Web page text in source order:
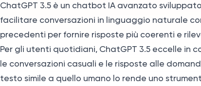
ChatGPT 3.5 è un chatbot IA avanzato
facilitare conversazioni in linguaggio naturale
precedenti per fornire risposte più coerenti e
Per gli utenti quotidiani, ChatGPT 3.5 eccelle in
le conversazioni casuali e le risposte alle
testo simile a quello umano lo rende uno